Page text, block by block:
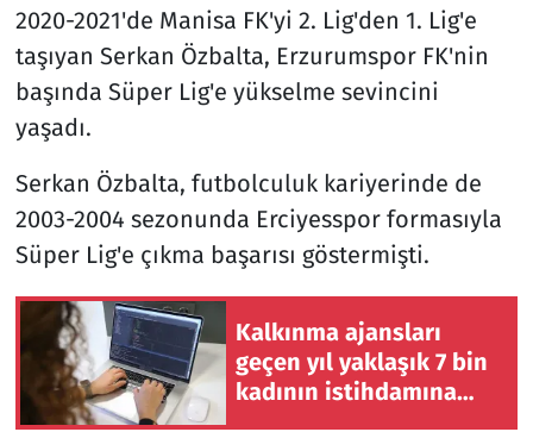
2020-2021'de Manisa FK'yi 2. Lig'den 1. Lig'e
taşıyan Serkan Özbalta, Erzurumspor FK'nin
başında Süper Lig'e yükselme sevincini
yaşadı.
Serkan Özbalta, futbolculuk kariyerinde de
2003-2004 sezonunda Erciyesspor formasıyla
Süper Lig'e çıkma başarısı göstermişti.
Kalkınma ajansları
geçen yıl yaklaşık 7 bin
kadının istihdamına
Televizyon